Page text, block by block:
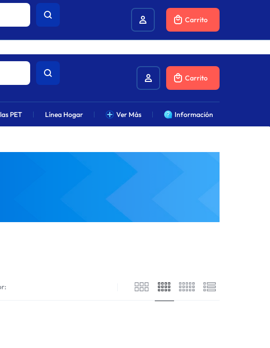
al alza en combustibles.
Carrito
PET Línea Hogar Ver Más Información
Carrito